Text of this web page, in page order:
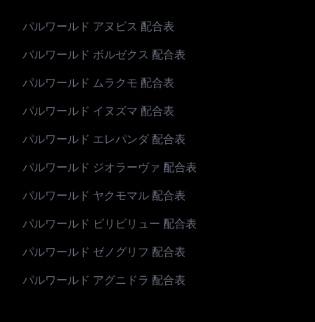
パルワールド アヌビス 配合表
パルワールド ボルゼクス 配合表
パルワールド ムラクモ 配合表
パルワールド イヌズマ 配合表
パルワールド エレパンダ 配合表
パルワールド ジオラーヴァ 配合表
パルワールド ヤクモマル 配合表
パルワールド ビリビリュー 配合表
パルワールド ゼノグリフ 配合表
パルワールド アグニドラ 配合表